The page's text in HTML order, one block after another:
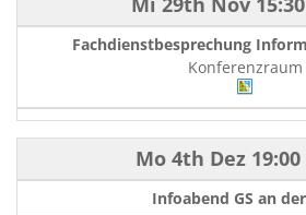
Fachdienstbesprechung
Konferenzraum
Mo 4th Dez19:00
Infoabend GS an der